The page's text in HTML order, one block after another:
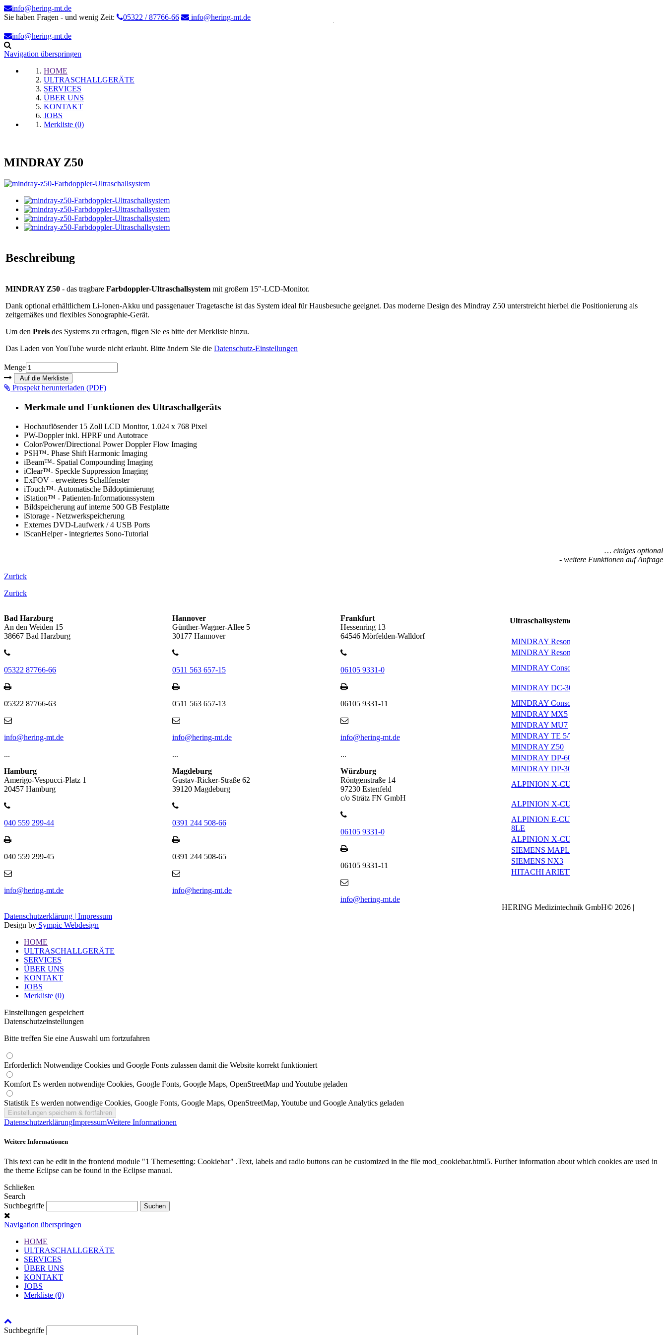
info@hering-mt.de
Sie haben Fragen - und wenig Zeit:
05322 / 87766-66 info@hering-mt.de
info@hering-mt.de
Navigation überspringen
HOME
ULTRASCHALLGERÄTE
SERVICES
ÜBER UNS
KONTAKT
JOBS
Merkliste (0)
MINDRAY Z50
Beschreibung
MINDRAY Z50 - das tragbare Farbdoppler-Ultraschallsystem mit großem 15″-LCD-Monitor.
Dank optional erhältlichem Li-Ionen-Akku und passgenauer Tragetasche ist das System ideal für Hausbesuche geeignet. Das moderne Design des Mindray Z50 unterstreicht hierbei die Positionierung als
zeitgemäßes und flexibles Sonographie-Gerät.
Um den Preis des Systems zu erfragen, fügen Sie es bitte der Merkliste hinzu.
Das Laden von YouTube wurde nicht erlaubt. Bitte ändern Sie die Datenschutz-Einstellungen
Menge
Prospekt herunterladen (PDF)
Merkmale und Funktionen des Ultraschallgeräts
Hochauflösender 15 Zoll LCD Monitor, 1.024 x 768 Pixel
PW-Doppler inkl. HPRF und Autotrace
Color/Power/Directional Power Doppler Flow Imaging
PSH™- Phase Shift Harmonic Imaging
iBeam™- Spatial Compounding Imaging
iClear™- Speckle Suppression Imaging
ExFOV - erweiteres Schallfenster
iTouch™- Automatische Bildoptimierung
iStation™ - Patienten-Informationssystem
Bildspeicherung auf interne 500 GB Festplatte
iStorage - Netzwerkspeicherung
Externes DVD-Laufwerk / 4 USB Ports
iScanHelper - integriertes Sono-Tutorial
… einiges optional
- weitere Funktionen auf Anfrage
Zurück
Zurück
Bad Harzburg
An den Weiden 15
38667 Bad Harzburg
05322 87766-66
05322 87766-63
info@hering-mt.de
...
Hamburg
Amerigo-Vespucci-Platz 1
20457 Hamburg
040 559 299-44
040 559 299-45
info@hering-mt.de
Hannover
Günther-Wagner-Allee 5
30177 Hannover
0511 563 657-15
0511 563 657-13
info@hering-mt.de
...
Magdeburg
Gustav-Ricker-Straße 62
39120 Magdeburg
0391 244 508-66
0391 244 508-65
info@hering-mt.de
Frankfurt
Hessenring 13
64546 Mörfelden-Walldorf
06105 9331-0
06105 9331-11
info@hering-mt.de
...
Würzburg
Röntgenstraße 14
97230 Estenfeld
c/o Strätz FN GmbH
06105 9331-0
06105 9331-11
info@hering-mt.de
Ultraschallsysteme
MINDRAY Resona i9
MINDRAY Resona i8
MINDRAY Consona N9
MINDRAY DC-30
MINDRAY Consona N5
MINDRAY MX5
MINDRAY MU7
MINDRAY TE 5/7
MINDRAY Z50
MINDRAY DP-60
MINDRAY DP-30
ALPINION X-CUBE 70
ALPINION X-CUBE 50
ALPINION E-CUBE
8LE
ALPINION X-CUBE i8
SIEMENS MAPLE
SIEMENS NX3
HITACHI ARIETTA
HERING Medizintechnik GmbH© 2026 |
Datenschutzerklärung | Impressum
Design by Sympic Webdesign
HOME
ULTRASCHALLGERÄTE
SERVICES
ÜBER UNS
KONTAKT
JOBS
Merkliste (0)
Einstellungen gespeichert
Datenschutzeinstellungen
Bitte treffen Sie eine Auswahl um fortzufahren
Erforderlich Notwendige Cookies und Google Fonts zulassen damit die Website korrekt funktioniert
Komfort Es werden notwendige Cookies, Google Fonts, Google Maps, OpenStreetMap und Youtube geladen
Statistik Es werden notwendige Cookies, Google Fonts, Google Maps, OpenStreetMap, Youtube und Google Analytics geladen
DatenschutzerklärungImpressumWeitere Informationen
Weitere Informationen
This text can be edit in the frontend module "1 Themesetting: Cookiebar" .Text, labels and radio buttons can be customized in the file mod_cookiebar.html5. Further information about which cookies are used in
the theme Eclipse can be found in the Eclipse manual.
Schließen
Search
Suchbegriffe
Navigation überspringen
HOME
ULTRASCHALLGERÄTE
SERVICES
ÜBER UNS
KONTAKT
JOBS
Merkliste (0)
Suchbegriffe